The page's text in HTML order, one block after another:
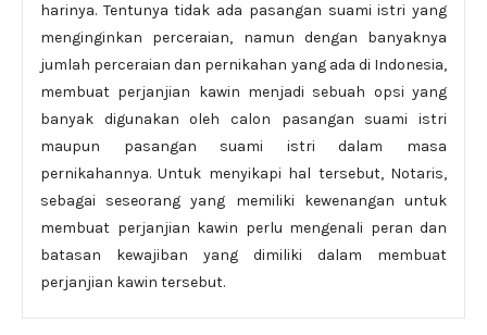
harinya. Tentunya tidak ada pasangan suami istri yang
menginginkan perceraian, namun dengan banyaknya
jumlah perceraian dan pernikahan yang ada di Indonesia,
membuat perjanjian kawin menjadi sebuah opsi yang
banyak digunakan oleh calon pasangan suami istri
maupun pasangan suami istri dalam masa
pernikahannya. Untuk menyikapi hal tersebut, Notaris,
sebagai seseorang yang memiliki kewenangan untuk
membuat perjanjian kawin perlu mengenali peran dan
batasan kewajiban yang dimiliki dalam membuat
perjanjian kawin tersebut.